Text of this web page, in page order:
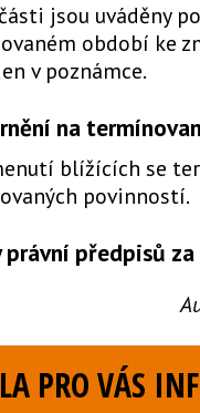
jsou uváděny
období ke
v poznámce.
na
blížících se
povinností.
právní předpisů
PRO VÁS